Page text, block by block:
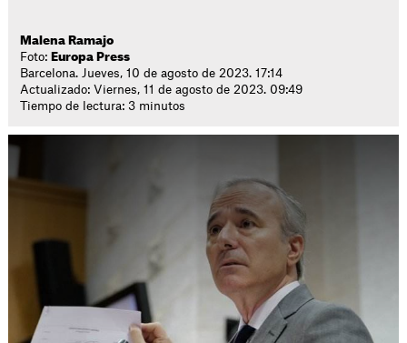
Malena Ramajo
Foto: Europa Press
Barcelona. Jueves, 10 de agosto de 2023. 17:14
Actualizado: Viernes, 11 de agosto de 2023. 09:49
Tiempo de lectura: 3 minutos